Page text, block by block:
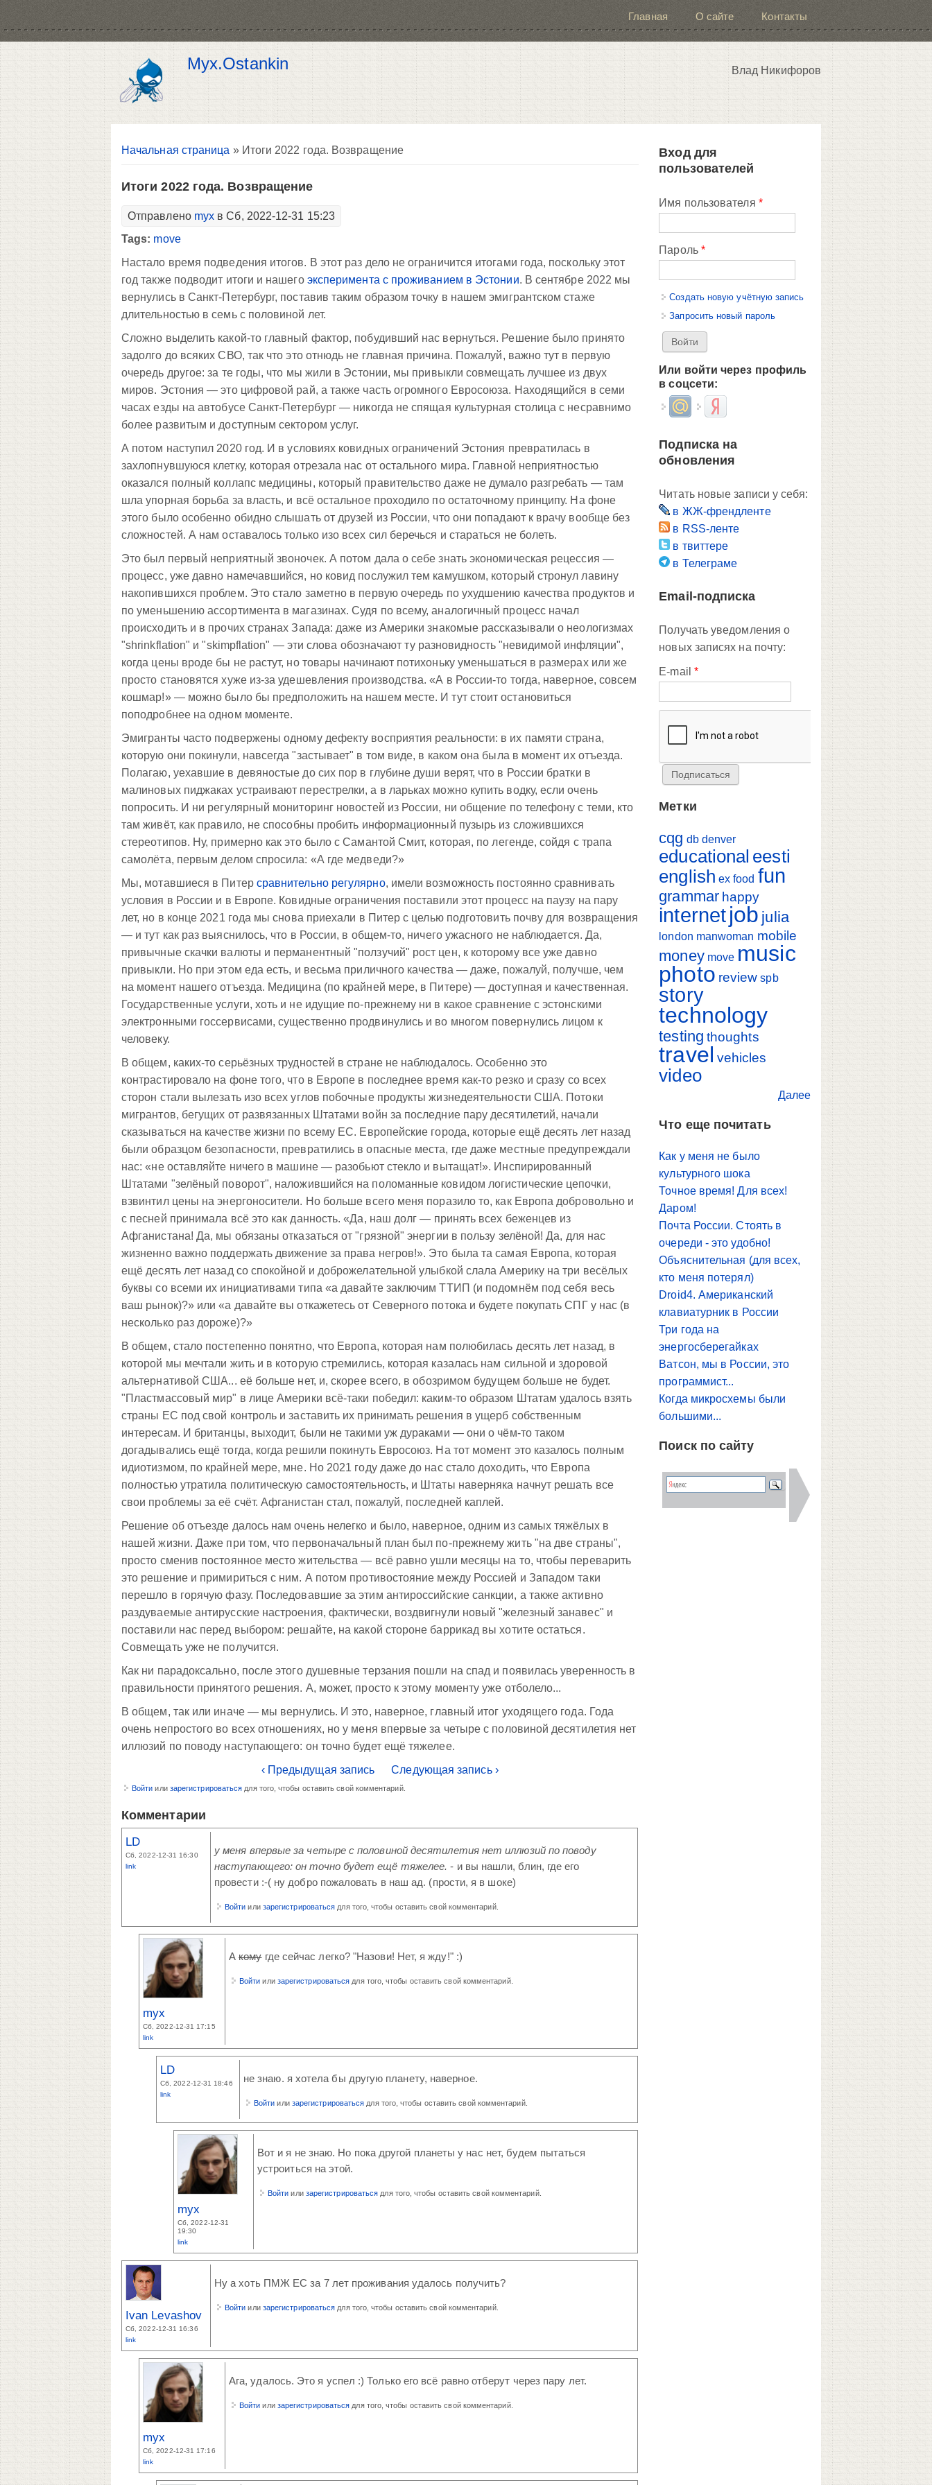
Главная О сайте Контакты
Myx.Ostankin Влад Никифоров
Вы здесь
Начальная страница » Итоги 2022 года. Возвращение
Итоги 2022 года. Возвращение
Отправлено myx в Сб, 2022-12-31 15:23
Tags: move
Настало время подведения итогов. В этот раз дело не ограничится итогами года, поскольку этот
год также подводит итоги и нашего эксперимента с проживанием в Эстонии. В сентябре 2022 мы
вернулись в Санкт-Петербург, поставив таким образом точку в нашем эмигрантском стаже
длительностью в семь с половиной лет.
Сложно выделить какой-то главный фактор, побудивший нас вернуться. Решение было принято
задолго до всяких СВО, так что это отнюдь не главная причина. Пожалуй, важно тут в первую
очередь другое: за те годы, что мы жили в Эстонии, мы привыкли совмещать лучшее из двух
миров. Эстония — это цифровой рай, а также часть огромного Евросоюза. Находящийся в семи
часах езды на автобусе Санкт-Петербург — никогда не спящая культурная столица с несравнимо
более развитым и доступным сектором услуг.
А потом наступил 2020 год. И в условиях ковидных ограничений Эстония превратилась в
захлопнувшуюся клетку, которая отрезала нас от остального мира. Главной неприятностью
оказался полный коллапс медицины, который правительство даже не думало разгребать — там
шла упорная борьба за власть, и всё остальное проходило по остаточному принципу. На фоне
этого было особенно обидно слышать от друзей из России, что они попадают к врачу вообще без
сложностей. А нам оставалось только изо всех сил беречься и стараться не болеть.
Это был первый неприятный звоночек. А потом дала о себе знать экономическая рецессия —
процесс, уже давно намечавшийся, но ковид послужил тем камушком, который стронул лавину
накопившихся проблем. Это стало заметно в первую очередь по ухудшению качества продуктов и
по уменьшению ассортимента в магазинах. Судя по всему, аналогичный процесс начал
происходить и в прочих странах Запада: даже из Америки знакомые рассказывали о неологизмах
"shrinkflation" и "skimpflation" — эти слова обозначают ту разновидность "невидимой инфляции",
когда цены вроде бы не растут, но товары начинают потихоньку уменьшаться в размерах или же
просто становятся хуже из-за удешевления производства. «А в России-то тогда, наверное, совсем
кошмар!» — можно было бы предположить на нашем месте. И тут стоит остановиться
поподробнее на одном моменте.
Эмигранты часто подвержены одному дефекту восприятия реальности: в их памяти страна,
которую они покинули, навсегда "застывает" в том виде, в каком она была в момент их отъезда.
Полагаю, уехавшие в девяностые до сих пор в глубине души верят, что в России братки в
малиновых пиджаках устраивают перестрелки, а в ларьках можно купить водку, если очень
попросить. И ни регулярный мониторинг новостей из России, ни общение по телефону с теми, кто
там живёт, как правило, не способны пробить информационный пузырь из сложившихся
стереотипов. Ну, примерно как это было с Самантой Смит, которая, по легенде, сойдя с трапа
самолёта, первым делом спросила: «А где медведи?»
Мы, мотавшиеся в Питер сравнительно регулярно, имели возможность постоянно сравнивать
условия в России и в Европе. Ковидные ограничения поставили этот процесс на паузу на пару
лет, но в конце 2021 года мы снова приехали в Питер с целью подготовить почву для возвращения
— и тут как раз выяснилось, что в России, в общем-то, ничего ужасного не наблюдается. Да,
привычные скачки валюты и перманентный "ползучий" рост цен, к которому все уже давно
привыкли. Но при этом еда есть, и весьма приличного качества — даже, пожалуй, получше, чем
на момент нашего отъезда. Медицина (по крайней мере, в Питере) — доступная и качественная.
Государственные услуги, хоть и не идущие по-прежнему ни в какое сравнение с эстонскими
электронными госсервисами, существенно продвинулись и во многом повернулись лицом к
человеку.
В общем, каких-то серьёзных трудностей в стране не наблюдалось. Особенно это
контрастировало на фоне того, что в Европе в последнее время как-то резко и сразу со всех
сторон стали вылезать изо всех углов побочные продукты жизнедеятельности США. Потоки
мигрантов, бегущих от развязанных Штатами войн за последние пару десятилетий, начали
сказываться на качестве жизни по всему ЕС. Европейские города, которые ещё десять лет назад
были образцом безопасности, превратились в опасные места, где даже местные предупреждали
нас: «не оставляйте ничего в машине — разобьют стекло и вытащат!». Инспирированный
Штатами "зелёный поворот", наложившийся на поломанные ковидом логистические цепочки,
взвинтил цены на энергоносители. Но больше всего меня поразило то, как Европа добровольно и
с песней принимала всё это как данность. «Да, наш долг — принять всех беженцев из
Афганистана! Да, мы обязаны отказаться от "грязной" энергии в пользу зелёной! Да, для нас
жизненно важно поддержать движение за права негров!». Это была та самая Европа, которая
ещё десять лет назад со спокойной и доброжелательной улыбкой слала Америку на три весёлых
буквы со всеми их инициативами типа «а давайте заключим ТТИП (и подомнём под себя весь
ваш рынок)?» или «а давайте вы откажетесь от Северного потока и будете покупать СПГ у нас (в
несколько раз дороже)?»
В общем, стало постепенно понятно, что Европа, которая нам полюбилась десять лет назад, в
которой мы мечтали жить и в которую стремились, которая казалась нам сильной и здоровой
альтернативой США... её больше нет, и, скорее всего, в обозримом будущем больше не будет.
"Пластмассовый мир" в лице Америки всё-таки победил: каким-то образом Штатам удалось взять
страны ЕС под свой контроль и заставить их принимать решения в ущерб собственным
интересам. И британцы, выходит, были не такими уж дураками — они о чём-то таком
догадывались ещё тогда, когда решили покинуть Евросоюз. На тот момент это казалось полным
идиотизмом, по крайней мере, мне. Но 2021 году даже до нас стало доходить, что Европа
полностью утратила политическую самостоятельность, и Штаты наверняка начнут решать все
свои проблемы за её счёт. Афганистан стал, пожалуй, последней каплей.
Решение об отъезде далось нам очень нелегко и было, наверное, одним из самых тяжёлых в
нашей жизни. Даже при том, что первоначальный план был по-прежнему жить "на две страны",
просто сменив постоянное место жительства — всё равно ушли месяцы на то, чтобы переварить
это решение и примириться с ним. А потом противостояние между Россией и Западом таки
перешло в горячую фазу. Последовавшие за этим антироссийские санкции, а также активно
раздуваемые антирусские настроения, фактически, воздвигнули новый "железный занавес" и
поставили нас перед выбором: решайте, на какой стороне баррикад вы хотите остаться.
Совмещать уже не получится.
Как ни парадоксально, после этого душевные терзания пошли на спад и появилась уверенность в
правильности принятого решения. А, может, просто к этому моменту уже отболело...
В общем, так или иначе — мы вернулись. И это, наверное, главный итог уходящего года. Года
очень непростого во всех отношениях, но у меня впервые за четыре с половиной десятилетия нет
иллюзий по поводу наступающего: он точно будет ещё тяжелее.
‹ Предыдущая запись
Следующая запись ›
Войти или зарегистрироваться для того, чтобы оставить свой комментарий.
Комментарии
LD
Сб, 2022-12-31 16:30
link
у меня впервые за четыре с половиной десятилетия нет иллюзий по поводу
наступающего: он точно будет ещё тяжелее. - и вы нашли, блин, где его
провести :-( ну добро пожаловать в наш ад. (прости, я в шоке)
Войти или зарегистрироваться для того, чтобы оставить свой комментарий.
myx
Сб, 2022-12-31 17:15
link
Акомугде сейчас легко? "Назови! Нет, я жду!" :)
Войти или зарегистрироваться для того, чтобы оставить свой комментарий.
LD
Сб, 2022-12-31 18:46
link
не знаю. я хотела бы другую планету, наверное.
Войти или зарегистрироваться для того, чтобы оставить свой комментарий.
myx
Сб, 2022-12-31
19:30
link
Вот и я не знаю. Но пока другой планеты у нас нет, будем пытаться
устроиться на этой.
Войти или зарегистрироваться для того, чтобы оставить свой комментарий.
Ivan Levashov
Сб, 2022-12-31 16:36
link
Ну а хоть ПМЖ ЕС за 7 лет проживания удалось получить?
Войти или зарегистрироваться для того, чтобы оставить свой комментарий.
myx
Сб, 2022-12-31 17:16
link
Ага, удалось. Это я успел :) Только его всё равно отберут через пару лет.
Войти или зарегистрироваться для того, чтобы оставить свой комментарий.
Вход для
пользователей
Имя пользователя *
Пароль *
Создать новую учётную запись
Запросить новый пароль
Или войти через профиль
в соцсети:
Login with Mail.ruLogin with Яндекс
Подписка на
обновления
Читать новые записи у себя:
в ЖЖ-френдленте
в RSS-ленте
в твиттере
в Телеграме
Email-подписка
Получать уведомления о
новых записях на почту:
E-mail *
Метки
cqg db denver
educational eesti
english ex food fun
grammar happy
internetjob julia
london manwoman mobile
money move music
photo review spb
story
technology
testing thoughts
travel vehicles
video
Далее
Что еще почитать
Как у меня не было
культурного шока
Точное время! Для всех!
Даром!
Почта России. Стоять в
очереди - это удобно!
Объяснительная (для всех,
кто меня потерял)
Droid4. Американский
клавиатурник в России
Три года на
энергосберегайках
Ватсон, мы в России, это
программист...
Когда микросхемы были
большими...
Поиск по сайту